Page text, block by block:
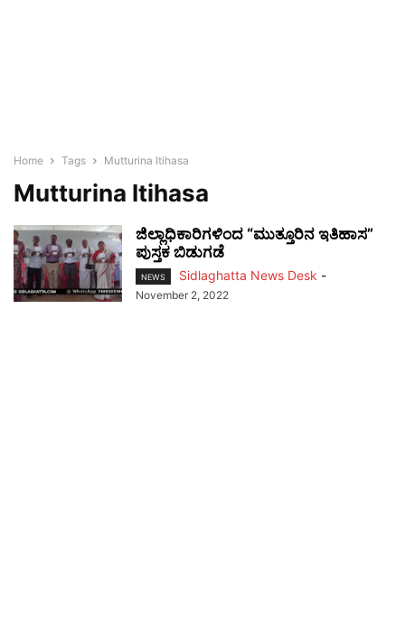
Home Tags Mutturina Itihasa
Mutturina Itihasa
ಜಿಲ್ಲಾಧಿಕಾರಿಗಳಿಂದ “ಮುತ್ತೂರಿನ ಇತಿಹಾಸ”
ಪುಸ್ತಕ ಬಿಡುಗಡೆ
NEWS Sidlaghatta News Desk -
November 2, 2022